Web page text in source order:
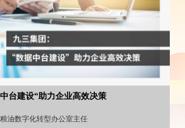
台建设“助力企业高效决策
油数字化转型办公室主任